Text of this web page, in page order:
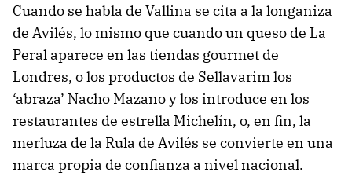
Cuando se habla de Vallina se cita a la longaniza
de Avilés, lo mismo que cuando un queso de La
Peral aparece en las tiendas gourmet de
Londres, o los productos de Sellavarim los
‘abraza’ Nacho Mazano y los introduce en los
restaurantes de estrella Michelín, o, en fin, la
merluza de la Rula de Avilés se convierte en una
marca propia de confianza a nivel nacional.